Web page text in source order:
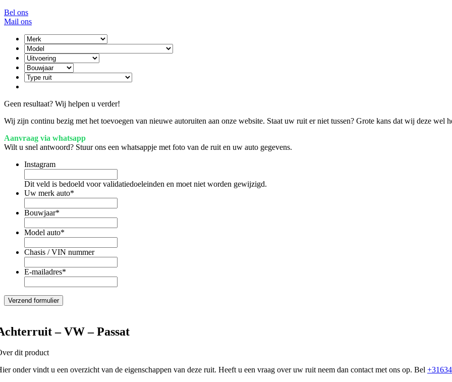
Bel ons
Mail ons
Geen resultaat? Wij helpen u verder!
Wij zijn continu bezig met het toevoegen van nieuwe autoruiten aan onze website. Staat uw ruit er niet tussen? Grote kans dat wij deze
Aanvraag via whatsapp
Wilt u snel antwoord? Stuur ons een whatsappje met foto van de ruit en uw auto gegevens.
Instagram
Dit veld is bedoeld voor validatiedoeleinden en moet niet worden gewijzigd.
Uw merk auto*
Bouwjaar*
Model auto*
Chasis / VIN nummer
E-mailadres*
– VW – Passat
dit product
onder vindt u een overzicht van de eigenschappen van deze ruit. Heeft u een vraag over uw ruit neem dan contact met ons op. Bel